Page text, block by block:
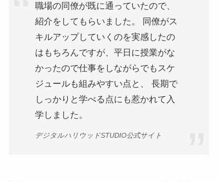
職場の同僚が既に通っていたので、
紹介をしてもらいました。 同僚がス
キルアップしていくのを実感したの
はもちろんですが、平日に授業がな
かったので仕事をしながらでもスケ
ジュールも組みやすい点と、 長期で
しっかりと学べる点にも惹かれて入
学しました。
デジタルハリウッドSTUDIO公式サイト